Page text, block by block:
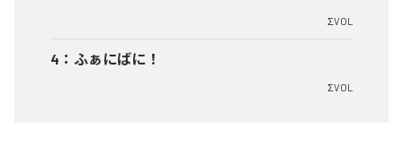
ΣVOL
4 ： ふぁにばに！
ΣVOL